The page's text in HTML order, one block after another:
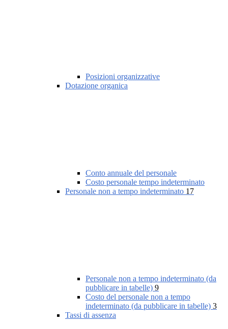
Posizioni organizzative
Dotazione organica
Conto annuale del personale
Costo personale tempo indeterminato
Personale non a tempo indeterminato 17
Personale non a tempo indeterminato (da
pubblicare in tabelle) 9
Costo del personale non a tempo
indeterminato (da pubblicare in tabelle) 3
Tassi di assenza